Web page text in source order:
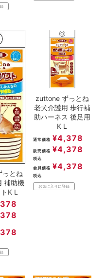
とね
補助機
K L
zuttone ずっとね
老犬介護用 歩行補
助ハーネス 後足用
K L
通常価格 ¥4,378
販売価格 ¥4,378
税込
会員価格 ¥4,378
税込
お気に入りに登録